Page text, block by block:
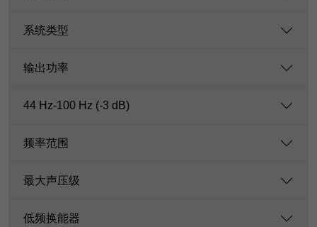
系统类型
输出功率
44 Hz-100 Hz (-3 dB)
频率范围
最大声压级
低频换能器